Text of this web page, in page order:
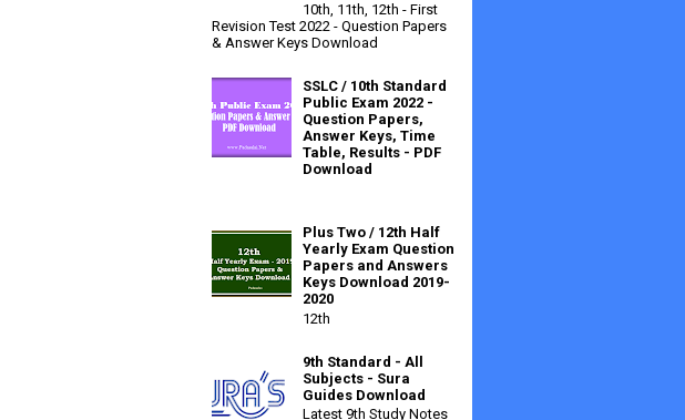
10th, 11th, 12th - First
Revision Test 2022 - Question Papers
& Answer Keys Download
SSLC / 10th Standard
Public Exam 2022 -
Question Papers,
Answer Keys, Time
Table, Results - PDF
Download
Plus Two / 12th Half
Yearly Exam Question
Papers and Answers
Keys Download 2019-
2020
12th
9th Standard - All
Subjects - Sura
Guides Download
Latest 9th Study Notes